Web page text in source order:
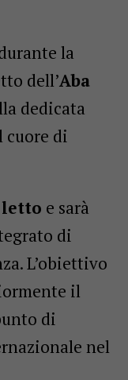
la
dell’Aba
dedicata
cuore di
letto e sarà
di
L’obiettivo
il
di
nel